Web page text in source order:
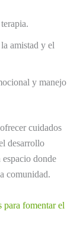
amistad y el
y manejo
cuidados
desarrollo
donde
comunidad.
para fomentar el